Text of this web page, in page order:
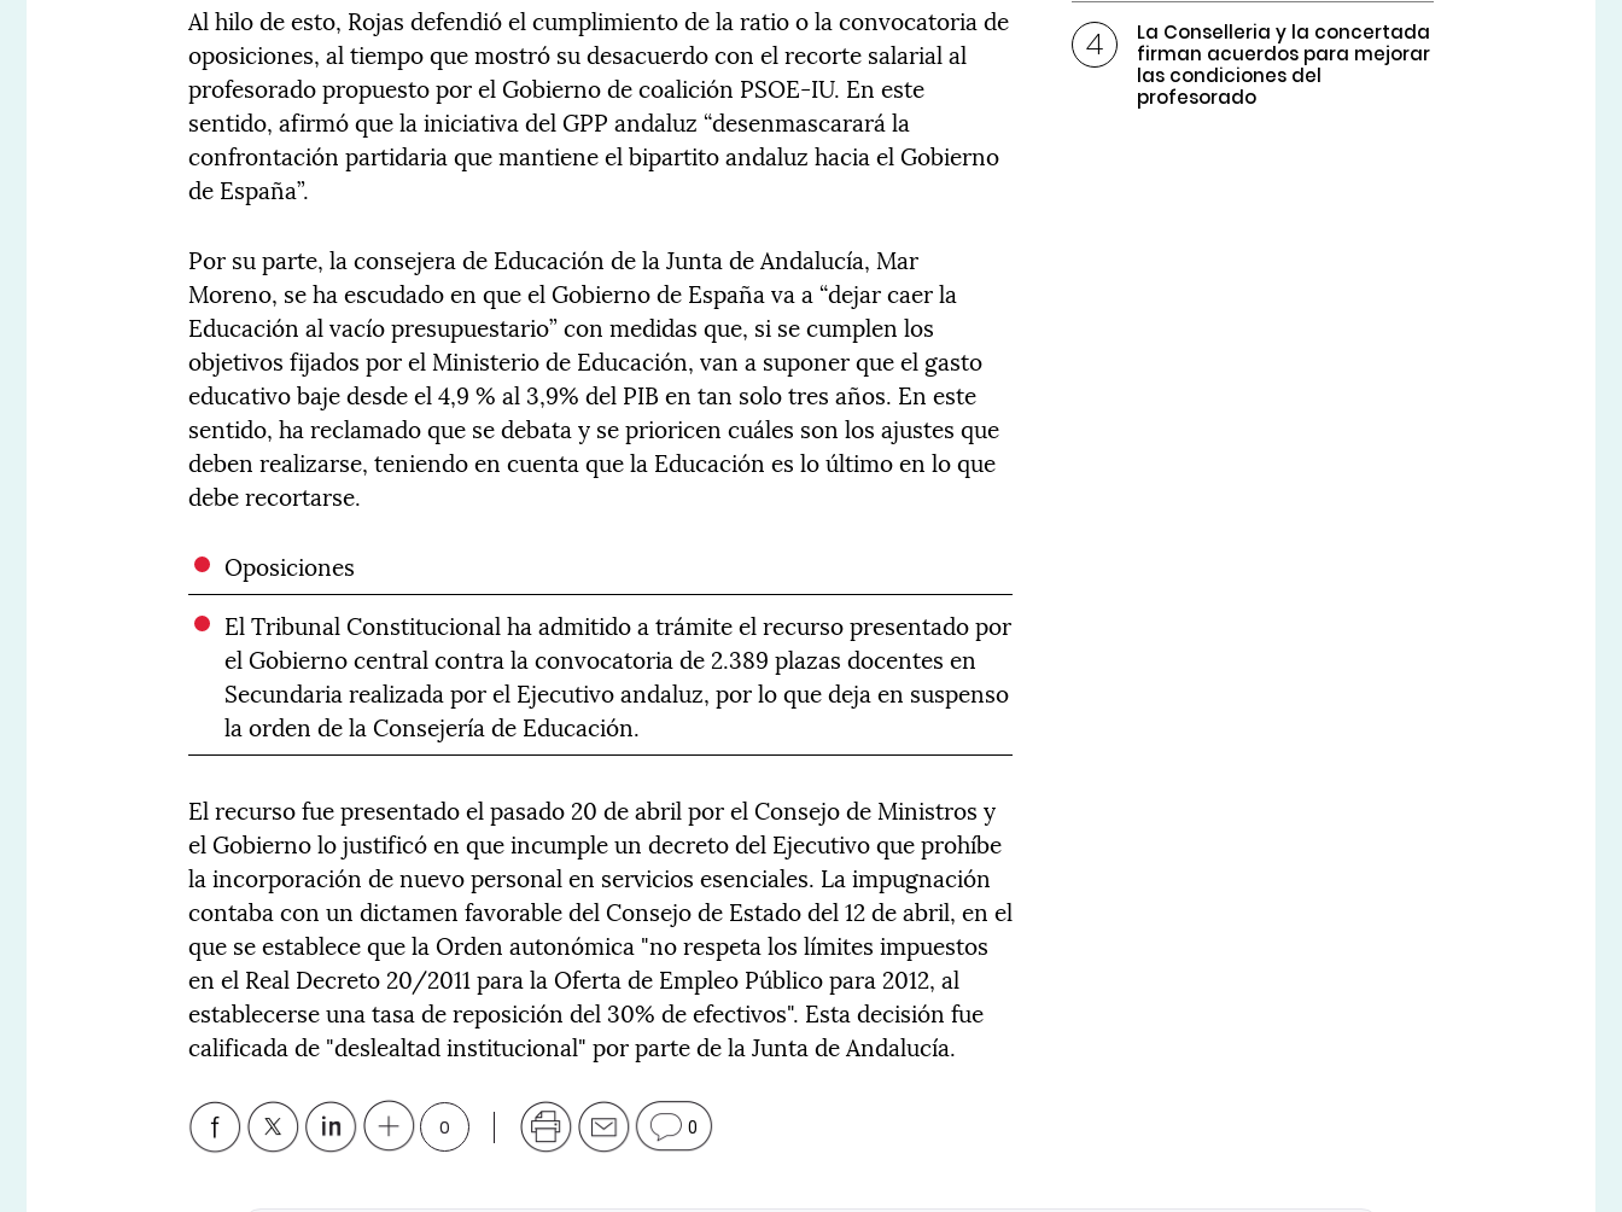
Al hilo de esto, Rojas defendió el cumplimiento de la ratio o la convocatoria de
oposiciones, al tiempo que mostró su desacuerdo con el recorte salarial al
profesorado propuesto por el Gobierno de coalición PSOE-IU. En este
sentido, afirmó que la iniciativa del GPP andaluz “desenmascarará la
confrontación partidaria que mantiene el bipartito andaluz hacia el Gobierno
de España”.
Por su parte, la consejera de Educación de la Junta de Andalucía, Mar
Moreno, se ha escudado en que el Gobierno de España va a “dejar caer la
Educación al vacío presupuestario” con medidas que, si se cumplen los
objetivos fijados por el Ministerio de Educación, van a suponer que el gasto
educativo baje desde el 4,9 % al 3,9% del PIB en tan solo tres años. En este
sentido, ha reclamado que se debata y se prioricen cuáles son los ajustes que
deben realizarse, teniendo en cuenta que la Educación es lo último en lo que
debe recortarse.
Oposiciones
El Tribunal Constitucional ha admitido a trámite el recurso presentado por
el Gobierno central contra la convocatoria de 2.389 plazas docentes en
Secundaria realizada por el Ejecutivo andaluz, por lo que deja en suspenso
la orden de la Consejería de Educación.
El recurso fue presentado el pasado 20 de abril por el Consejo de Ministros y
el Gobierno lo justificó en que incumple un decreto del Ejecutivo que prohíbe
la incorporación de nuevo personal en servicios esenciales. La impugnación
contaba con un dictamen favorable del Consejo de Estado del 12 de abril, en el
que se establece que la Orden autonómica "no respeta los límites impuestos
en el Real Decreto 20/2011 para la Oferta de Empleo Público para 2012, al
establecerse una tasa de reposición del 30% de efectivos". Esta decisión fue
calificada de "deslealtad institucional" por parte de la Junta de Andalucía.
0 0
La Conselleria y la concertada
firman acuerdos para mejorar
las condiciones del
profesorado